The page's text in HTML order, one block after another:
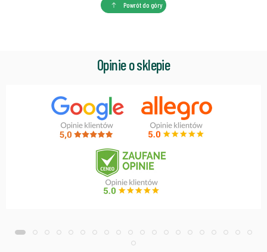
Powrót do góry
Opinie o sklepie